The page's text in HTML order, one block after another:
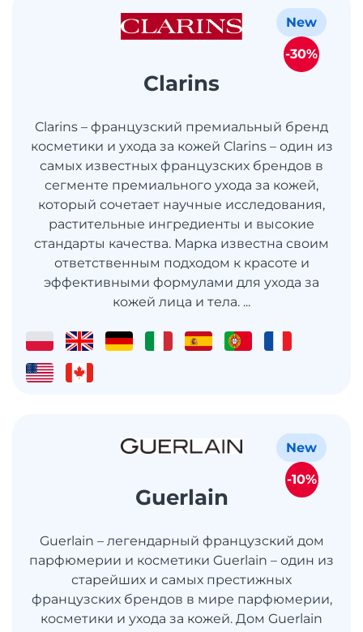
Clarins
Clarins – французский премиальный бренд
косметики и ухода за кожей Clarins – один из
самых известных французских брендов в
сегменте премиального ухода за кожей,
который сочетает научные исследования,
растительные ингредиенты и высокие
стандарты качества. Марка известна своим
ответственным подходом к красоте и
эффективными формулами для ухода за
кожей лица и тела. ...
New
-30%
Guerlain
Guerlain – легендарный французский дом
парфюмерии и косметики Guerlain – один из
старейших и самых престижных
французских брендов в мире парфюмерии,
косметики и ухода за кожей. Дом Guerlain
New
-10%